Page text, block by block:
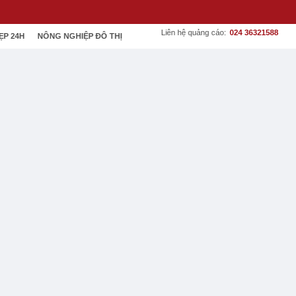
24H NÔNG NGHIỆP ĐÔ THỊ Liên hệ quảng cáo: 024 36321588